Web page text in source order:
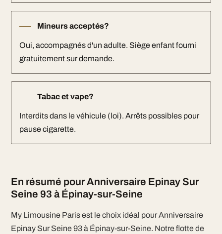
Mineurs acceptés?
Oui, accompagnés d'un adulte. Siège enfant fourni
gratuitement sur demande.
Tabac et vape?
Interdits dans le véhicule (loi). Arrêts possibles pour
pause cigarette.
En résumé pour Anniversaire Epinay Sur
Seine 93 à Épinay-sur-Seine
My Limousine Paris est le choix idéal pour Anniversaire
Epinay Sur Seine 93 à Épinay-sur-Seine. Notre flotte de